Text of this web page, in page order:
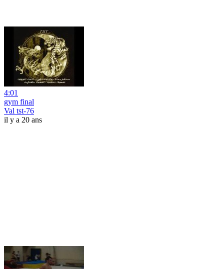
4:01
gym final
Val tst-76
il y a 20 ans